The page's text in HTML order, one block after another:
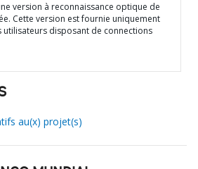
version à reconnaissance optique de
Cette version est fournie uniquement
disposant de connections
au(x) projet(s)